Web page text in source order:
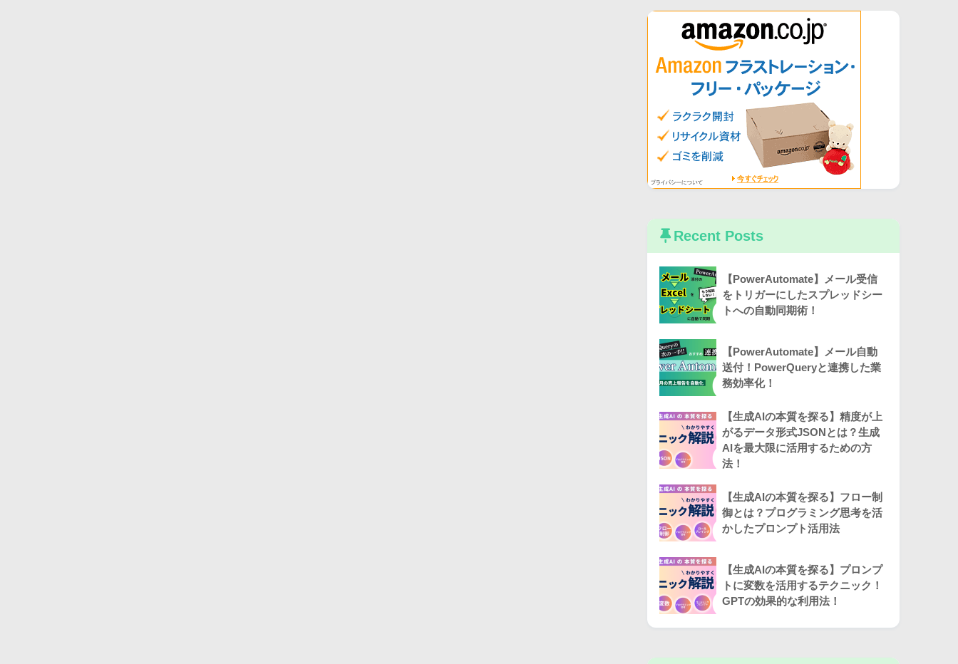
Recent Posts
【PowerAutomate】メール受信
をトリガーにしたスプレッドシー
トへの自動同期術！
【PowerAutomate】メール自動
送付！PowerQueryと連携した業
務効率化！
【生成AIの本質を探る】精度が上
がるデータ形式JSONとは？生成
AIを最大限に活用するための方
法！
【生成AIの本質を探る】フロー制
御とは？プログラミング思考を活
かしたプロンプト活用法
【生成AIの本質を探る】プロンプ
トに変数を活用するテクニック！
GPTの効果的な利用法！